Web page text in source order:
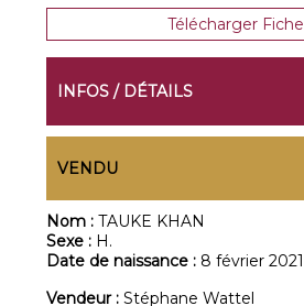
Télécharger Fiche
INFOS / DÉTAILS
VENDU
Nom :TAUKE KHAN
Sexe : H.
Date de naissance : 8 février 2021
Vendeur :Stéphane Wattel